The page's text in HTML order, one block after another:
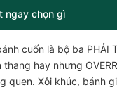
chọn gì
cuốn là bộ ba
thang hay nhưng
quen. Xôi khúc, bánh